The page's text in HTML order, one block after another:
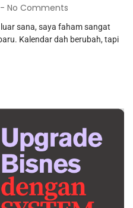
No Comments
sana, saya faham sangat
Kalendar dah berubah, tapi